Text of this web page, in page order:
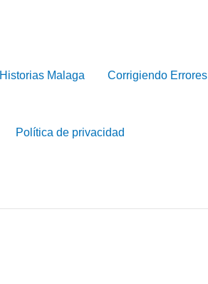
Historias Malaga Corrigiendo Errores
Política de privacidad